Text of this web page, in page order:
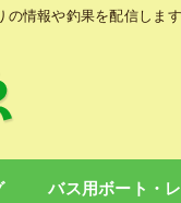
情報や釣果を配信します
バス用ボート・